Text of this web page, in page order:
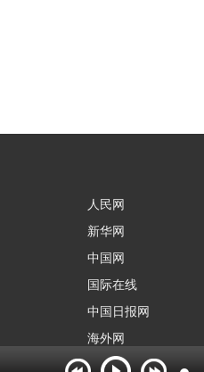
人民网
新华网
中国网
国际在线
中国日报网
海外网